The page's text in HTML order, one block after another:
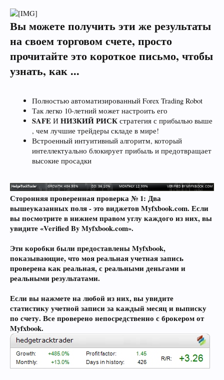
Вы можете получить эти же результаты
на своем торговом счете, просто
прочитайте это короткое письмо, чтобы
узнать, как ...
Полностью автоматизированный Forex Trading Robot
Так легко 10-летний может настроить его
SAFE И НИЗКИЙ РИСК стратегия с прибылью выше
, чем лучшие трейдеры складе в мире!
Встроенный интуитивный алгоритм, который
интеллектуально блокирует прибыль и предотвращает
высокие просадки
Сторонняя проверенная проверка № 1: Два
вышеуказанных поля - это виджетов Myfxbook.com. Если
вы посмотрите в нижнем правом углу каждого из них, вы
увидите «Verified By Myfxbook.com».
Эти коробки были предоставлены Myfxbook,
показывающие, что моя реальная учетная запись
проверена как реальная, с реальными деньгами и
реальными результатами.
Если вы нажмете на любой из них, вы увидите
статистику учетной записи за каждый месяц и выписку
по счету. Все проверено непосредственно с брокером от
Myfxbook.